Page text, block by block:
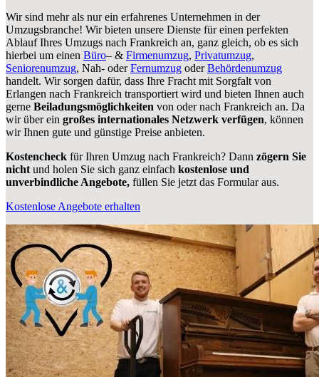
Wir sind mehr als nur ein erfahrenes Unternehmen in der
Umzugsbranche! Wir bieten unsere Dienste für einen perfekten
Ablauf Ihres Umzugs nach Frankreich an, ganz gleich, ob es sich
hierbei um einen Büro– & Firmenumzug, Privatumzug,
Seniorenumzug, Nah- oderFernumzug oderBehördenumzug
handelt. Wir sorgen dafür, dass Ihre Fracht mit Sorgfalt von
Erlangen nach Frankreich transportiert wird und bieten Ihnen auch
gerne Beiladungsmöglichkeiten von oder nach Frankreich an. Da
wir über ein großes internationales Netzwerk verfügen, können
wir Ihnen gute und günstige Preise anbieten.
Kostencheck für Ihren Umzug nach Frankreich? Dann zögern Sie
nicht und holen Sie sich ganz einfach kostenlose und
unverbindliche Angebote, füllen Sie jetzt das Formular aus.
Kostenlose Angebote erhalten